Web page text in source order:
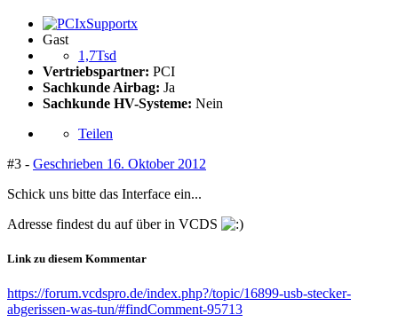
Gast
1,7Tsd
Vertriebspartner: PCI
Sachkunde Airbag: Ja
Sachkunde HV-Systeme: Nein
Teilen
#3 - Geschrieben 16. Oktober 2012
Schick uns bitte das Interface ein...
Adresse findest du auf über in VCDS
Link zu diesem Kommentar
https://forum.vcdspro.de/index.php?/topic/16899-usb-stecker-
abgerissen-was-tun/#findComment-95713